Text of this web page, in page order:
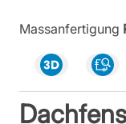
Massanfertigung